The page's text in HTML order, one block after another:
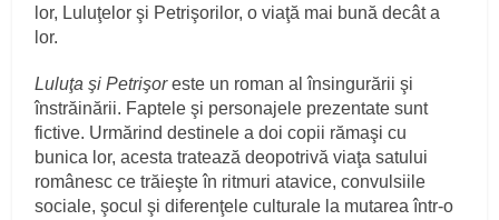
lor, Luluţelor şi Petrişorilor, o viaţă mai bună decât a
lor.
Luluţa şi Petrişoreste un roman al însingurării şi
înstrăinării. Faptele şi personajele prezentate sunt
fictive. Urmărind destinele a doi copii rămaşi cu
bunica lor, acesta tratează deopotrivă viaţa satului
românesc ce trăieşte în ritmuri atavice, convulsiile
sociale, şocul şi diferenţele culturale la mutarea într-o